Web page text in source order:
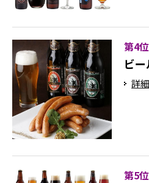
第4位
ビ
詳
第5位